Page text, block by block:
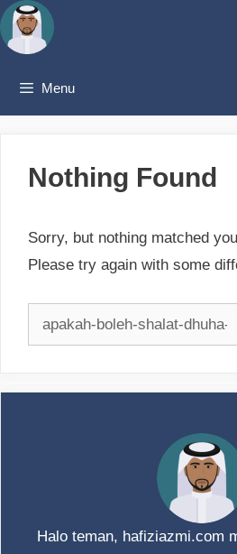
Skip
to
Menu
Nothing Found
Sorry, but nothing matched
Please try again with some
Search
for:
Halo teman, hafiziazmi.com